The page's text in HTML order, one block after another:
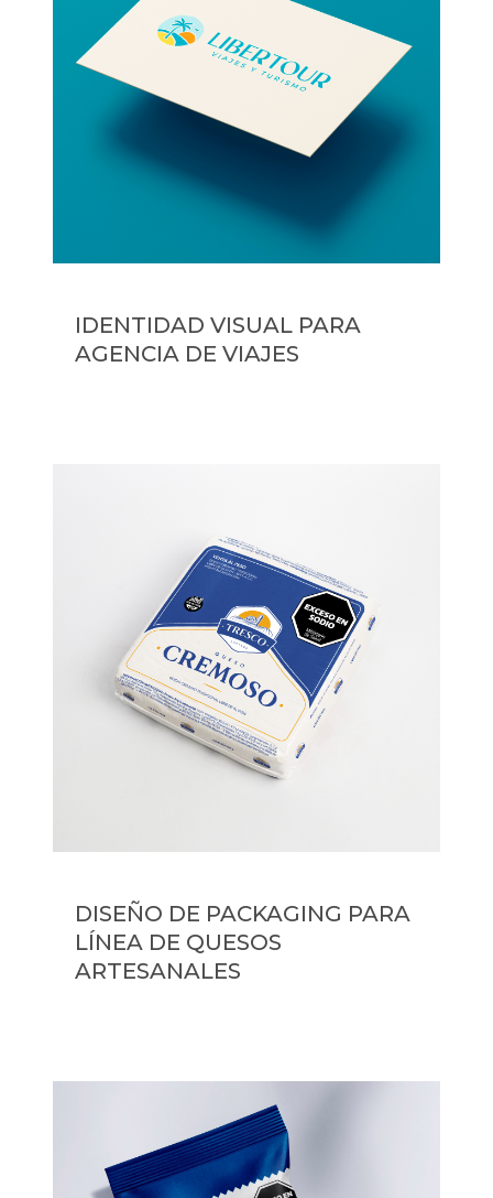
IDENTIDAD VISUAL PARA
AGENCIA DE VIAJES
DISEÑO DE PACKAGING PARA
LÍNEA DE QUESOS
ARTESANALES